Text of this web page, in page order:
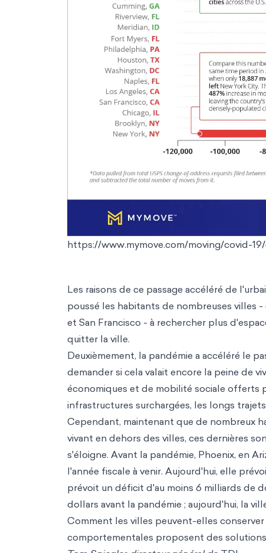
https://www.mymove.com/moving/covid-
Les raisons de ce passage accéléré de
poussé les habitants de nombreuses villes
et San Francisco - à rechercher plus
quitter la ville.
Deuxièmement, la pandémie a accéléré le
demander si cela valait encore la peine de
économiques et de mobilité sociale offerts
infrastructures surchargées, les longs
Cependant, maintenant que de nombreux
vivant en dehors des villes, ces dernières
s'éloigne. Avant la pandémie, Phoenix, en
l'année fiscale à venir. Aujourd'hui, elle
prévoit un déficit d'au moins 6 milliards de
dollars avant la pandémie ; aujourd'hui, la
Comment les villes peuvent-elles
comportementales proposent des